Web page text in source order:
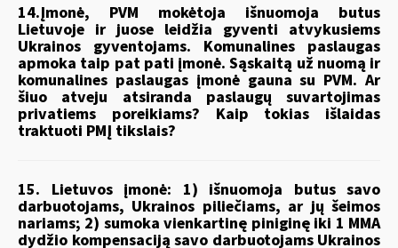
14.Įmonė, PVM mokėtoja išnuomoja butus
Lietuvoje ir juose leidžia gyventi atvykusiems
Ukrainos gyventojams. Komunalines paslaugas
apmoka taip pat pati įmonė. Sąskaitą už nuomą ir
komunalines paslaugas įmonė gauna su PVM. Ar
šiuo atveju atsiranda paslaugų suvartojimas
privatiems poreikiams? Kaip tokias išlaidas
traktuoti PMĮ tikslais?
15. Lietuvos įmonė: 1) išnuomoja butus savo
darbuotojams, Ukrainos piliečiams, ar jų šeimos
nariams; 2) sumoka vienkartinę piniginę iki 1 MMA
dydžio kompensaciją savo darbuotojams Ukrainos